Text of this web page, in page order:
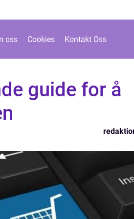
oss Cookies Kontakt Oss
guide for å